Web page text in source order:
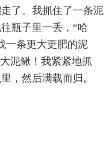
了。我抓住了一条泥
瓶子里一丢，“哈
一条更大更肥的泥
泥鳅！我紧紧地抓
，然后满载而归。